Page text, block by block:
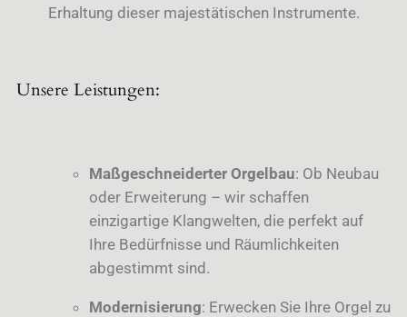
Erhaltung dieser majestätischen Instrumente.
Unsere Leistungen:
Maßgeschneiderter Orgelbau: Ob Neubau
oder Erweiterung – wir schaffen
einzigartige Klangwelten, die perfekt auf
Ihre Bedürfnisse und Räumlichkeiten
abgestimmt sind.
Modernisierung: Erwecken Sie Ihre Orgel zu